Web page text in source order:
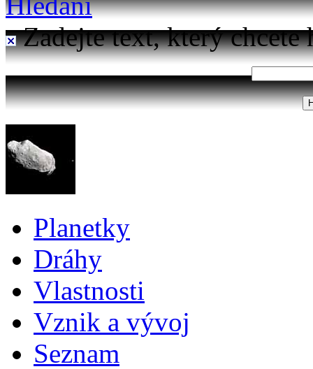
Zadejte text, který chcete
Planetky
Dráhy
Vlastnosti
Vznik a vývoj
Seznam